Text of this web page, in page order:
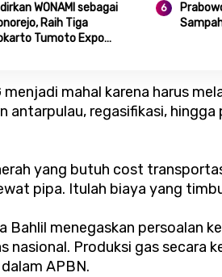
WONAMI sebagai
Raih Tiga
Tumoto Expo
menjadi mahal karena harus
antarpulau, regasifikasi,
yang butuh cost
pipa. Itulah biaya yang
Bahlil menegaskan persoalan
nasional. Produksi gas secara
APBN.